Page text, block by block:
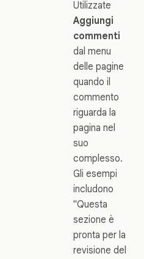
Utilizzate
Aggiungi
commenti
dal menu
delle pagine
quando il
commento
riguarda la
pagina nel
suo
complesso.
Gli esempi
includono
"Questa
sezione è
pronta per la
revisione del